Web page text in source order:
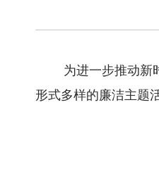
为进一步推动新
形式多样的廉洁主题